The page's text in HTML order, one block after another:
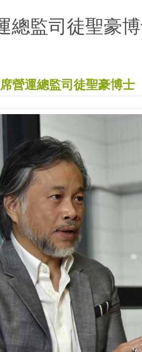
總監司徒聖豪
營運總監司徒聖豪博士